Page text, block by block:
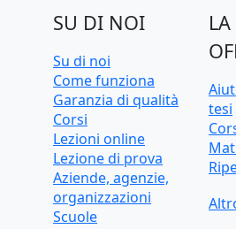
SU DI NOI
Su di noi
Come funziona
Garanzia di qualità
Corsi
Lezioni online
Lezione di prova
Aziende, agenzie,
organizzazioni
Scuole
tesi